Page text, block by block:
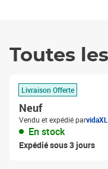
Toutes
Livraison Offerte
Neuf
Vendu et expédié parvidaXL
En stock
Expédié sous 3 jours